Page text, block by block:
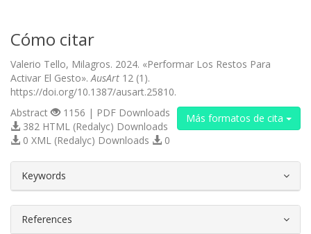
Cómo citar
Valerio Tello, Milagros. 2024. «Performar Los Restos Para
Activar El Gesto».AusArt 12 (1).
https://doi.org/10.1387/ausart.25810.
Más formatos de cita
Abstract
1156 | PDF Downloads
382 HTML (Redalyc) Downloads
0 XML (Redalyc) Downloads
0
Keywords
References